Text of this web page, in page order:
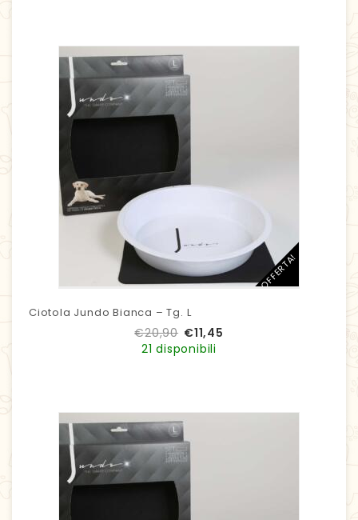
IN OFFERTA!
Ciotola Jundo Bianca – Tg. L
€20,90 €11,45
21 disponibili